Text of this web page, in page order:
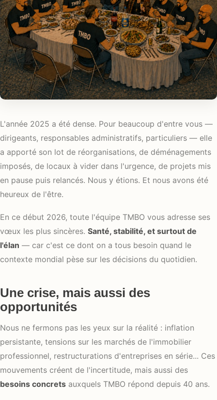
L'année 2025 a été dense. Pour beaucoup d'entre vous —
dirigeants, responsables administratifs, particuliers — elle
a apporté son lot de réorganisations, de déménagements
imposés, de locaux à vider dans l'urgence, de projets mis
en pause puis relancés. Nous y étions. Et nous avons été
heureux de l'être.
En ce début 2026, toute l'équipe TMBO vous adresse ses
vœux les plus sincères. Santé, stabilité, et surtout de
l'élan — car c'est ce dont on a tous besoin quand le
contexte mondial pèse sur les décisions du quotidien.
Une crise, mais aussi des
opportunités
Nous ne fermons pas les yeux sur la réalité : inflation
persistante, tensions sur les marchés de l'immobilier
professionnel, restructurations d'entreprises en série... Ces
mouvements créent de l'incertitude, mais aussi des
besoins concrets auxquels TMBO répond depuis 40 ans.